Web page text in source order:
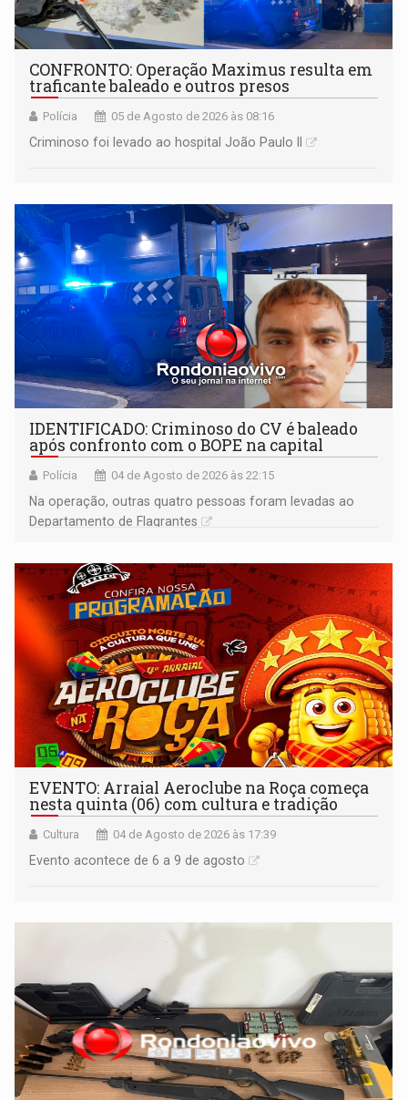
CONFRONTO: Operação Maximus resulta em
traficante baleado e outros presos
Polícia 05 de Agosto de 2026 às 08:16
Criminoso foi levado ao hospital João Paulo II
IDENTIFICADO: Criminoso do CV é baleado
após confronto com o BOPE na capital
Polícia 04 de Agosto de 2026 às 22:15
Na operação, outras quatro pessoas foram levadas ao
Departamento de Flagrantes
EVENTO: Arraial Aeroclube na Roça começa
nesta quinta (06) com cultura e tradição
Cultura 04 de Agosto de 2026 às 17:39
Evento acontece de 6 a 9 de agosto